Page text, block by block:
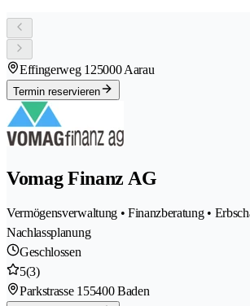
Effingerweg 125000 Aarau
Termin reservieren
Vomag Finanz AG
Vermögensverwaltung • Finanzberatung •
Nachlassplanung
Geschlossen
5(3)
Parkstrasse 155400 Baden